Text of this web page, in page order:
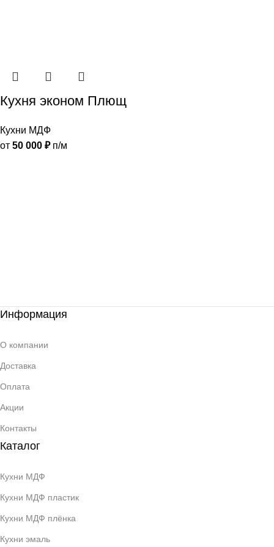
Кухня эконом Плющ
Кухни МДФ
от 50 000 ₽п/м
Информация
О компании
Доставка
Оплата
Акции
Контакты
Каталог
Кухни МДФ
Кухни МДФ пластик
Кухни МДФ плёнка
Кухни эмаль